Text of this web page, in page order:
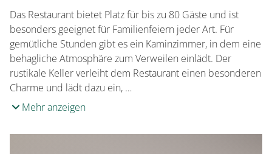
Das Restaurant bietet Platz für bis zu 80 Gäste und ist
besonders geeignet für Familienfeiern jeder Art. Für
gemütliche Stunden gibt es ein Kaminzimmer, in dem eine
behagliche Atmosphäre zum Verweilen einlädt. Der
rustikale Keller verleiht dem Restaurant einen besonderen
Charme und lädt dazu ein, …
Mehr anzeigen